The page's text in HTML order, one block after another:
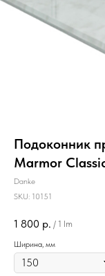
Подоконник
Marmor
Danke
SKU: 10151
1 800 р. / 1 lm
Ширина, мм